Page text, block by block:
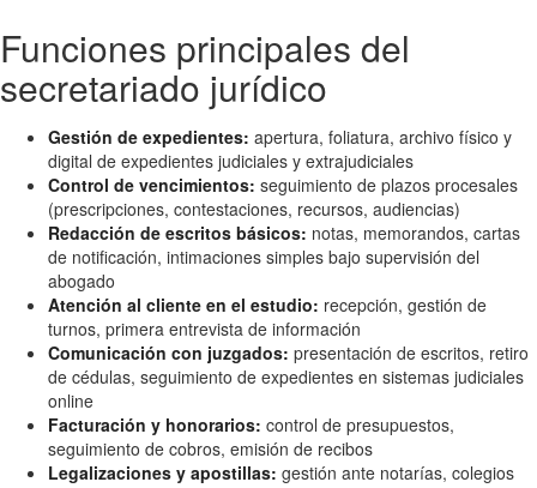
Funciones principales del
secretariado jurídico
Gestión de expedientes: apertura, foliatura, archivo físico y
digital de expedientes judiciales y extrajudiciales
Control de vencimientos: seguimiento de plazos procesales
(prescripciones, contestaciones, recursos, audiencias)
Redacción de escritos básicos: notas, memorandos, cartas
de notificación, intimaciones simples bajo supervisión del
abogado
Atención al cliente en el estudio: recepción, gestión de
turnos, primera entrevista de información
Comunicación con juzgados: presentación de escritos, retiro
de cédulas, seguimiento de expedientes en sistemas judiciales
online
Facturación y honorarios: control de presupuestos,
seguimiento de cobros, emisión de recibos
Legalizaciones y apostillas: gestión ante notarías, colegios